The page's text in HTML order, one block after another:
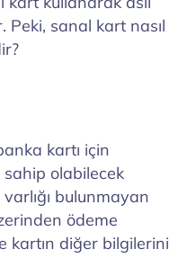
kullanarak asıl
Peki, sanal kart nasıl
kartı için
olabilecek
bulunmayan
ödeme
kartın diğer bilgilerini